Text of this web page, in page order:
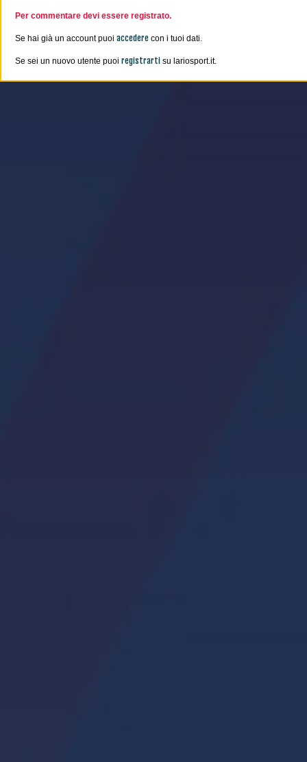
Per commentare devi essere registrato.
Se hai già un account puoi accedere con i tuoi dati.
Se sei un nuovo utente puoi registrarti su lariosport.it.